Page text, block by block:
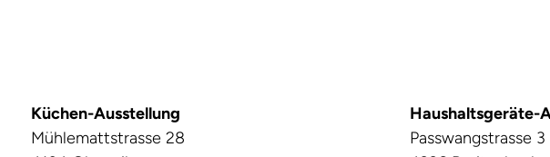
Küchen-Ausstellung
Mühlemattstrasse 28
Haushaltsgeräte-
Passwangstrasse 3